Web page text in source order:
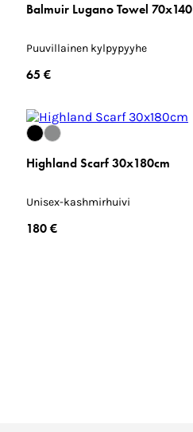
Balmuir Lugano Towel 70x140
Puuvillainen kylpypyyhe
65 €
Highland Scarf 30x180cm
Unisex-kashmirhuivi
180 €